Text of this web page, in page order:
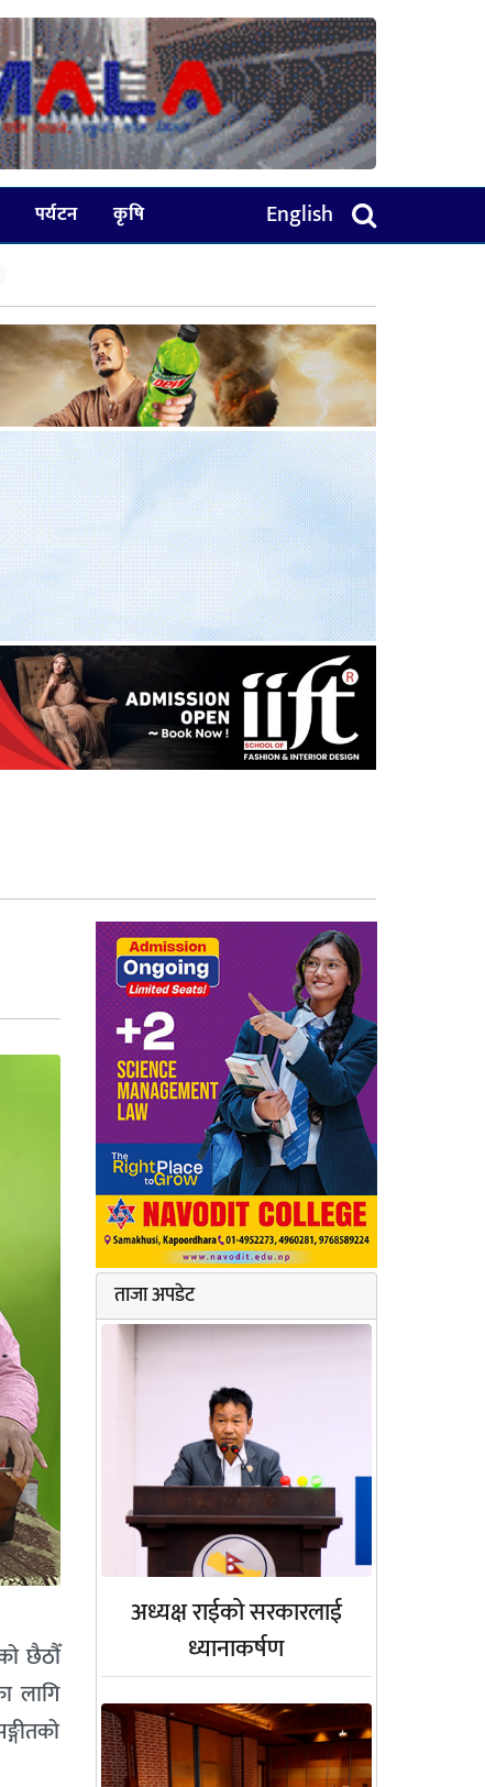
पर्यटन कृषि English
छैठौँ
लागि
ताजा अपडेट
अध्यक्ष राईको सरकारलाई
ध्यानाकर्षण